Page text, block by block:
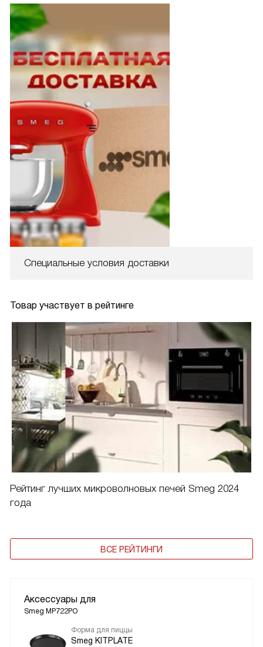
Специальные условия доставки
Товар участвует в рейтинге
Рейтинг лучших микроволновых печей Smeg 2024
года
ВСЕ РЕЙТИНГИ
Аксессуары для
Smeg MP722PO
Форма для пиццы
Smeg KITPLATE